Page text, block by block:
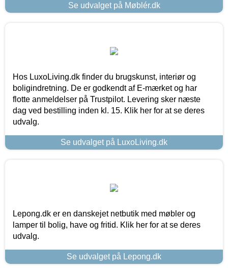
Se udvalget på Møblér.dk
Hos LuxoLiving.dk finder du brugskunst, interiør og
boligindretning. De er godkendt af E-mærket og har
flotte anmeldelser på Trustpilot. Levering sker næste
dag ved bestilling inden kl. 15. Klik her for at se deres
udvalg.
Se udvalget på LuxoLiving.dk
Lepong.dk er en danskejet netbutik med møbler og
lamper til bolig, have og fritid. Klik her for at se deres
udvalg.
Se udvalget på Lepong.dk